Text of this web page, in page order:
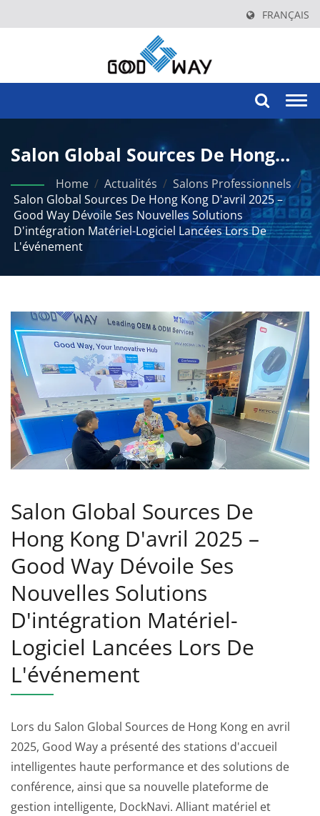
FRANÇAIS
Salon Global Sources De Hong
Kong D'avril 2025 – Good Way
Dévoile Ses Nouvelles Solutions
D'intégration Matériel-Logiciel
Lancées Lors De L'événement
Home / Actualités / Salons Professionnels /
Salon Global Sources De Hong Kong D'avril 2025 –
Good Way Dévoile Ses Nouvelles Solutions
D'intégration Matériel-Logiciel Lancées Lors De
L'événement
Salon Global Sources De
Hong Kong D'avril 2025 –
Good Way Dévoile Ses
Nouvelles Solutions
D'intégration Matériel-
Logiciel Lancées Lors De
L'événement
Lors du Salon Global Sources de Hong Kong en avril
2025, Good Way a présenté des stations d'accueil
intelligentes haute performance et des solutions de
conférence, ainsi que sa nouvelle plateforme de
gestion intelligente, DockNavi. Alliant matériel et